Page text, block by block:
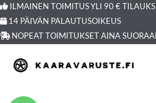
ILMAINEN TOIMITUS YLI 90 €
14 PÄIVÄN PALAUTUSOIKEUS
NOPEAT TOIMITUKSET AINA
Siirry
sisältöön